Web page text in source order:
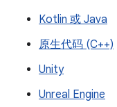
Kotlin 或 Java
原生代码 (C++)
Unity
Unreal Engine